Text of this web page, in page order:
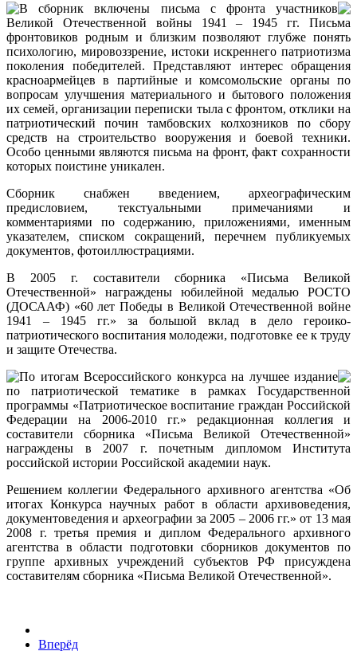
В сборник включены письма с фронта участников
Великой Отечественной войны 1941 – 1945 гг. Письма
фронтовиков родным и близким позволяют глубже понять
психологию, мировоззрение, истоки искреннего патриотизма
поколения победителей. Представляют интерес обращения
красноармейцев в партийные и комсомольские органы по
вопросам улучшения материального и бытового положения
их семей, организации переписки тыла с фронтом, отклики на
патриотический почин тамбовских колхозников по сбору
средств на строительство вооружения и боевой техники.
Особо ценными являются письма на фронт, факт сохранности
которых поистине уникален.
Сборник снабжен введением, археографическим
предисловием, текстуальными примечаниями и
комментариями по содержанию, приложениями, именным
указателем, списком сокращений, перечнем публикуемых
документов, фотоиллюстрациями.
В 2005 г. составители сборника «Письма Великой
Отечественной» награждены юбилейной медалью РОСТО
(ДОСААФ) «60 лет Победы в Великой Отечественной войне
1941 – 1945 гг.» за большой вклад в дело героико-
патриотического воспитания молодежи, подготовке ее к труду
и защите Отечества.
По итогам Всероссийского конкурса на лучшее издание
по патриотической тематике в рамках Государственной
программы «Патриотическое воспитание граждан Российской
Федерации на 2006-2010 гг.» редакционная коллегия и
составители сборника «Письма Великой Отечественной»
награждены в 2007 г. почетным дипломом Института
российской истории Российской академии наук.
Решением коллегии Федерального архивного агентства «Об
итогах Конкурса научных работ в области архивоведения,
документоведения и археографии за 2005 – 2006 гг.» от 13 мая
2008 г. третья премия и диплом Федерального архивного
агентства в области подготовки сборников документов по
группе архивных учреждений субъектов РФ присуждена
составителям сборника «Письма Великой Отечественной».
Вперёд